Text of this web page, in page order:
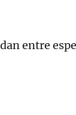
entre